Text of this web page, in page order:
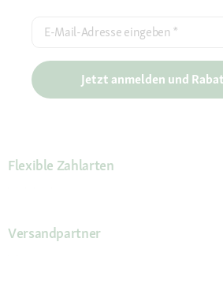
E-Mail-Adresse eingeben *
Jetzt anmelden und
Flexible Zahlarten
Versandpartner